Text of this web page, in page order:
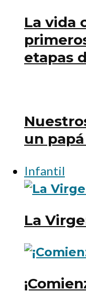
La vida
etapas
un
Infantil
La